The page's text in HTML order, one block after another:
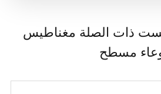
ذات الصلة مغناطيس
مسطح